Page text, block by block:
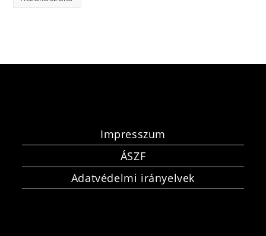
Impresszum
ÁSZF
Adatvédelmi irányelvek